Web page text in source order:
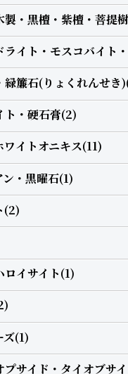
緑簾石(りょくれんせき
ト・硬石膏(2)
イトオニキス(11)
ン・黒曜石(1)
(2)
ロイサイト(1)
ズ(1)